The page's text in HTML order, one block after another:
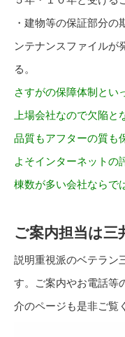
・建物等の保証部分の
ンテナンスファイルが
る。
さすがの保障体制とい
上場会社なので欠陥
品質もアフターの質も
よそインターネットの
棟数が多い会社ならで
ご案内担当は三
説明重視派のベテラン
す。ご案内やお電話等
介のページも是非ご覧